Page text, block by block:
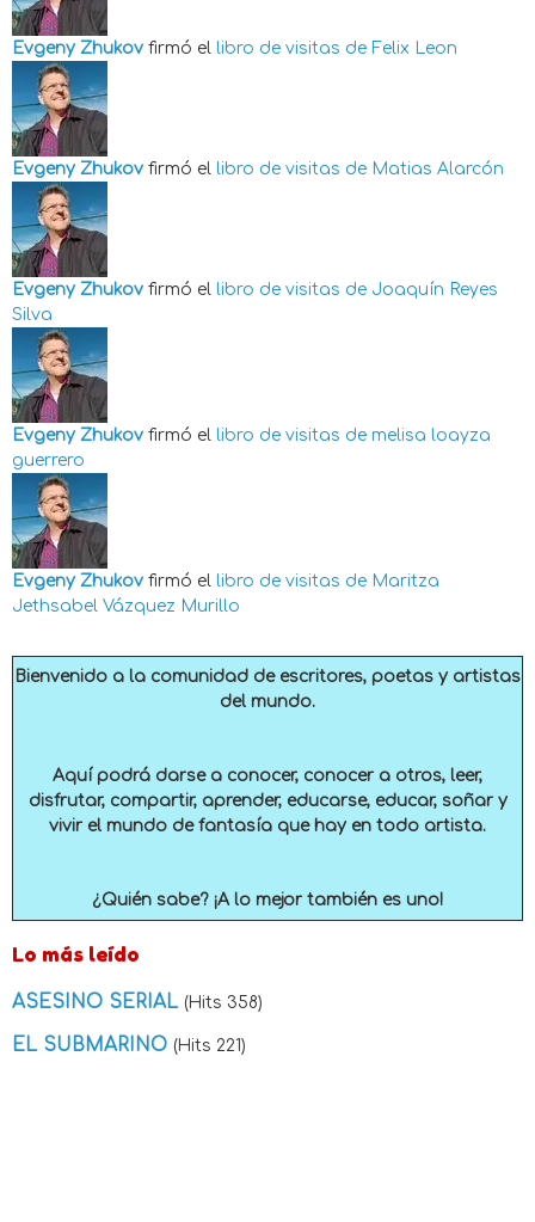
Evgeny Zhukov firmó el libro de visitas de Felix Leon
Evgeny Zhukov firmó el libro de visitas de Matias Alarcón
Evgeny Zhukov firmó el libro de visitas de Joaquín Reyes
Silva
Evgeny Zhukov firmó el libro de visitas de melisa loayza
guerrero
Evgeny Zhukov firmó el libro de visitas de Maritza
Jethsabel Vázquez Murillo
Bienvenido a la comunidad de escritores, poetas y artistas
del mundo.
Aquí podrá darse a conocer, conocer a otros, leer,
disfrutar, compartir, aprender, educarse, educar, soñar y
vivir el mundo de fantasía que hay en todo artista.
¿Quién sabe? ¡A lo mejor también es uno!
Lo más leído
ASESINO SERIAL (Hits 358)
EL SUBMARINO (Hits 221)